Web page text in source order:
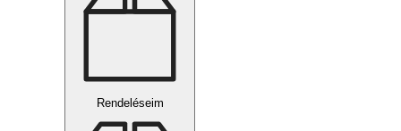
Rendeléseim